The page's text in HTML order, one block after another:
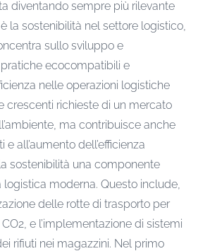
diventando sempre più rilevante
la sostenibilità nel settore logistico,
sullo sviluppo e
ecocompatibili e
nelle operazioni logistiche
crescenti richieste di un mercato
ma contribuisce anche
all’aumento dell’efficienza
sostenibilità una componente
moderna. Questo include,
delle rotte di trasporto per
e l’implementazione di sistemi
rifiuti nei magazzini. Nel primo